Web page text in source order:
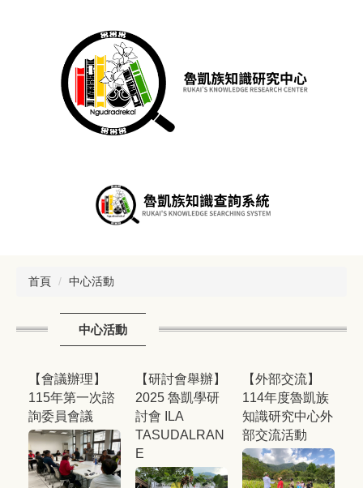
首頁 中心活動
中心活動
【會議辦理】
115年第一次諮
詢委員會議
【研討會舉辦】
2025 魯凱學研
討會 ILA
TASUDALRAN
E
【外部交流】
114年度魯凱族
知識研究中心外
部交流活動